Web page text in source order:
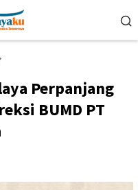
Perpanjang
BUMD PT